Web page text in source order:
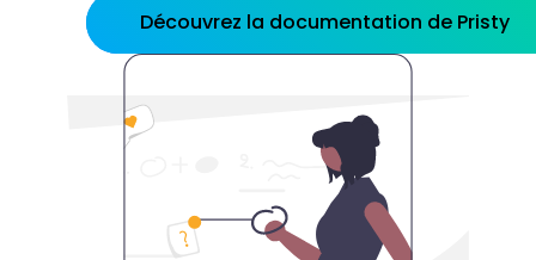
Découvrez la documentation de Pristy